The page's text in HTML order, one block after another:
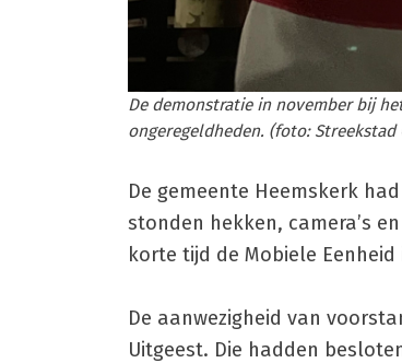
De demonstratie in november bij
ongeregeldheden. (foto: Streekstad
De gemeente Heemskerk
stonden hekken, camera’s
korte tijd de Mobiele
De aanwezigheid van
Uitgeest. Die hadden